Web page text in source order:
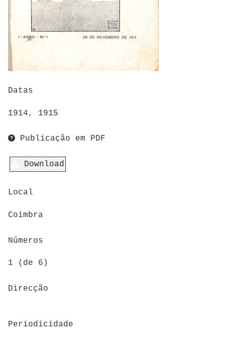
Datas
1914, 1915
Publicação em PDF
Download
Local
Coimbra
Números
1 (de 6)
Direcção
Periodicidade